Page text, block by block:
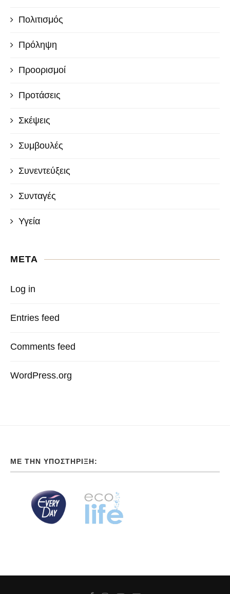
Πολιτισμός
Πρόληψη
Προορισμοί
Προτάσεις
Σκέψεις
Συμβουλές
Συνεντεύξεις
Συνταγές
Υγεία
META
Log in
Entries feed
Comments feed
WordPress.org
ΜΕ ΤΗΝ ΥΠΟΣΤΉΡΙΞΗ: